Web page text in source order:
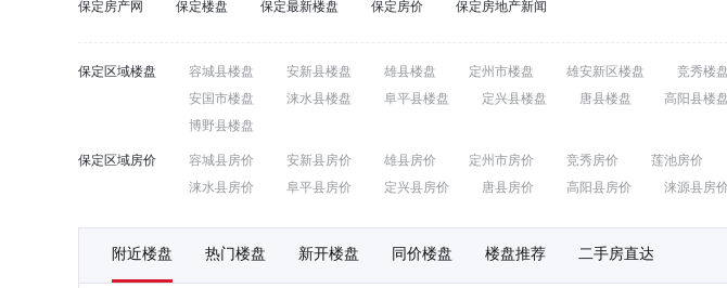
保定房产网 保定楼盘 保定最新楼盘 保定房价 保定房地产新闻
保定区域楼盘 容城县楼盘 安新县楼盘 雄县楼盘 定州市楼盘 雄安新区楼盘 竞秀楼盘
安国市楼盘
涞水县楼盘 阜平县楼盘 定兴县楼盘 唐县楼盘 高阳县楼盘
博野县楼盘
保定区域房价 容城县房价 安新县房价 雄县房价 定州市房价 竞秀房价 莲池房价
涞水县房价
阜平县房价 定兴县房价 唐县房价 高阳县房价 涞源县房价
附近楼盘 热门楼盘 新开楼盘 同价楼盘 楼盘推荐 二手房直达